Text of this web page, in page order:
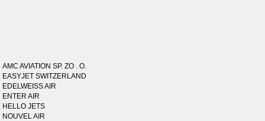
AMC AVIATION SP. ZO . O.
EASYJET SWITZERLAND
EDELWEISS AIR
ENTER AIR
HELLO JETS
NOUVEL AIR